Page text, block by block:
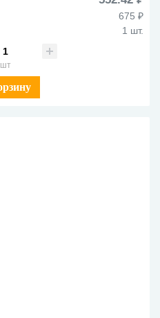
675 ₽
1 шт.
шт